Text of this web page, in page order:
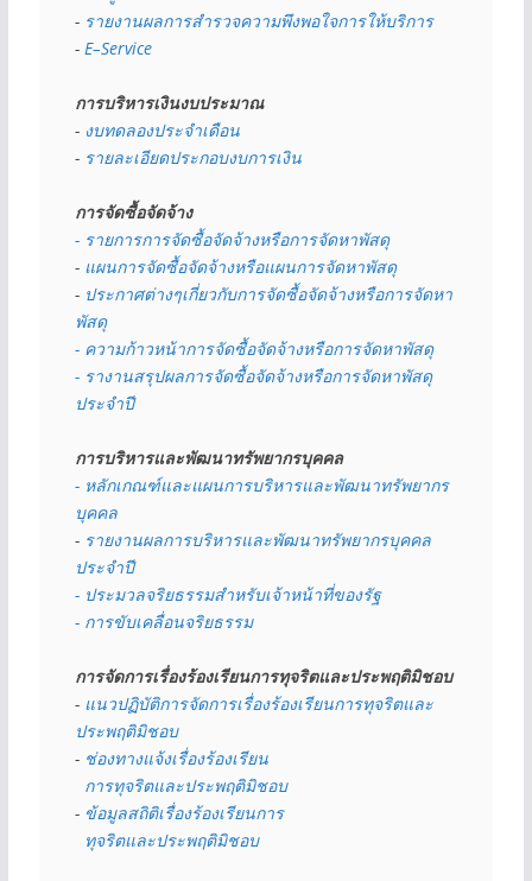
- รายงานผลการสำรวจความพึงพอใจการให้บริการ
- E–Service
การบริหารเงินงบประมาณ
- งบทดลองประจำเดือน
- รายละเอียดประกอบงบการเงิน
การจัดซื้อจัดจ้าง
- รายการการจัดซื้อจัดจ้างหรือการจัดหาพัสดุ
- แผนการจัดซื้อจัดจ้างหรือแผนการจัดหาพัสดุ
- ประกาศต่างๆเกี่ยวกับการจัดซื้อจัดจ้างหรือการจัดหา
พัสดุ
- ความก้าวหน้าการจัดซื้อจัดจ้างหรือการจัดหาพัสดุ
- รางานสรุปผลการจัดซื้อจัดจ้างหรือการจัดหาพัสดุ
ประจำปี
การบริหารและพัฒนาทรัพยากรบุคคล
- หลักเกณฑ์และแผนการบริหารและพัฒนาทรัพยากร
บุคคล
- รายงานผลการบริหารและพัฒนาทรัพยากรบุคคล
ประจำปี
- ประมวลจริยธรรมสำหรับเจ้าหน้าที่ของรัฐ
- การขับเคลื่อนจริยธรรม
การจัดการเรื่องร้องเรียนการทุจริตและประพฤติมิชอบ
- แนวปฏิบัติการจัดการเรื่องร้องเรียนการทุจริตและ
ประพฤติมิชอบ
- ช่องทางแจ้งเรื่องร้องเรียน
  การทุจริตและประพฤติมิชอบ
- ข้อมูลสถิติเรื่องร้องเรียนการ
  ทุจริตและประพฤติมิชอบ